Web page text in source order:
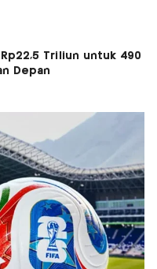
Triliun untuk 490
Depan